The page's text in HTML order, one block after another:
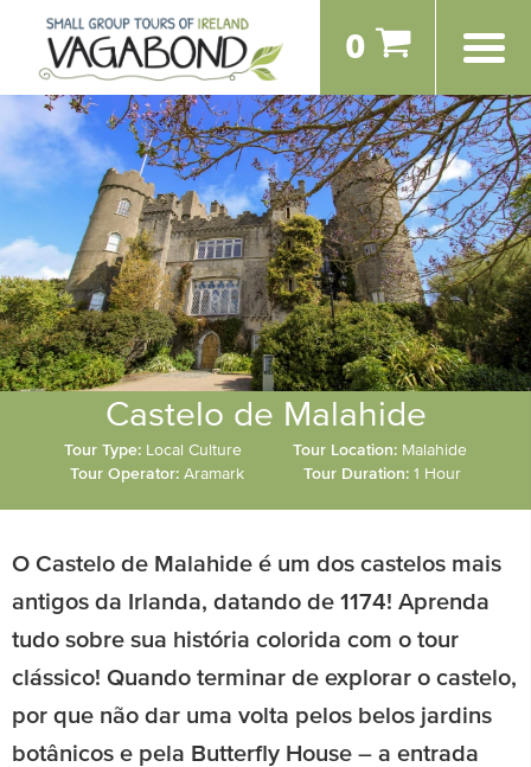
0
Castelo de Malahide
Tour Type: Local Culture Tour Location: Malahide
Tour Operator:Aramark Tour Duration: 1 Hour
O Castelo de Malahide é um dos castelos mais
antigos da Irlanda, datando de 1174! Aprenda
tudo sobre sua história colorida com o tour
clássico! Quando terminar de explorar o castelo,
por que não dar uma volta pelos belos jardins
botânicos e pela Butterfly House – a entrada